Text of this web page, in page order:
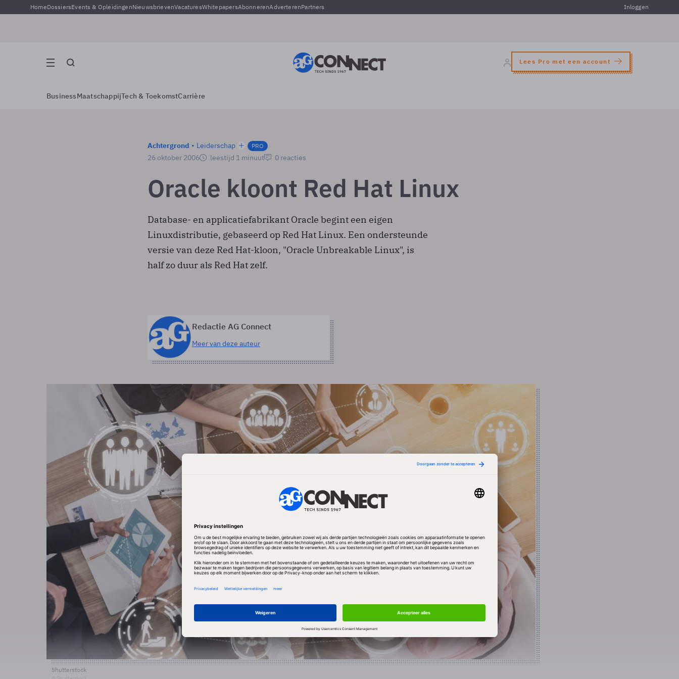
HomeDossiersEvents & OpleidingenNieuwsbrievenVacaturesWhitepapersAbonnerenAdverterenPartners Inloggen
Lees Pro met een account
BusinessMaatschappijTech & ToekomstCarrière
Achtergrond Leiderschap PRO
26 oktober 2006 leestijd 1 minuut 0 reacties
Oracle kloont Red Hat Linux
Database- en applicatiefabrikant Oracle begint een eigen
Linuxdistributie, gebaseerd op Red Hat Linux. Een ondersteunde
versie van deze Red Hat-kloon, "Oracle Unbreakable Linux", is
half zo duur als Red Hat zelf.
Redactie AG Connect
Meer van deze auteur
Shutterstock